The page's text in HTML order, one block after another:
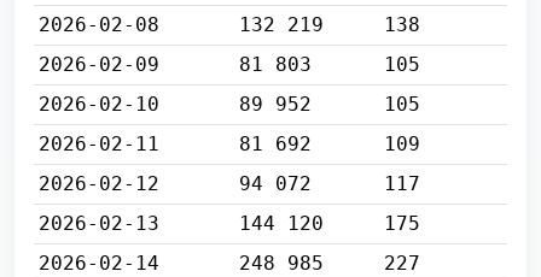
2026-02-08
132 219
138
2026-02-09
81 803
105
2026-02-10
89 952
105
2026-02-11
81 692
109
2026-02-12
94 072
117
2026-02-13
144 120
175
2026-02-14
248 985
227